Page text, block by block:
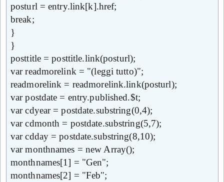
posturl = entry.link[k].href;
break;
}
}
posttitle = posttitle.link(posturl);
var readmorelink = "(leggi tutto)";
readmorelink = readmorelink.link(posturl);
var postdate = entry.published.$t;
var cdyear = postdate.substring(0,4);
var cdmonth = postdate.substring(5,7);
var cdday = postdate.substring(8,10);
var monthnames = new Array();
monthnames[1] = "Gen";
monthnames[2] = "Feb";